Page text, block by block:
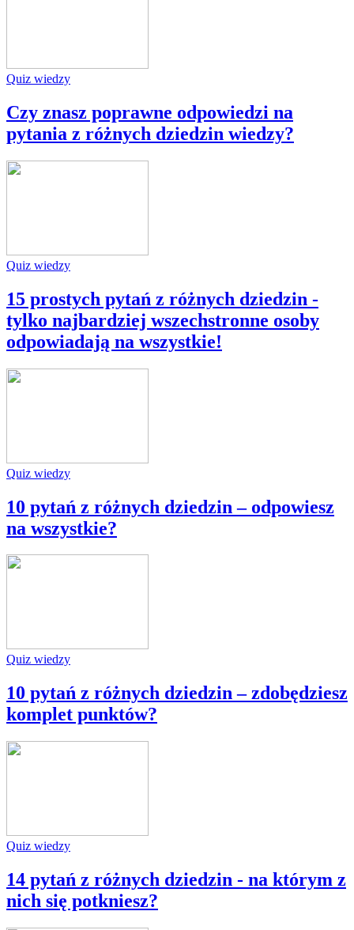
Quiz wiedzy
Czy znasz poprawne odpowiedzi na
pytania z różnych dziedzin wiedzy?
Quiz wiedzy
15 prostych pytań z różnych dziedzin -
tylko najbardziej wszechstronne osoby
odpowiadają na wszystkie!
Quiz wiedzy
10 pytań z różnych dziedzin – odpowiesz
na wszystkie?
Quiz wiedzy
10 pytań z różnych dziedzin – zdobędziesz
komplet punktów?
Quiz wiedzy
14 pytań z różnych dziedzin - na którym z
nich się potkniesz?